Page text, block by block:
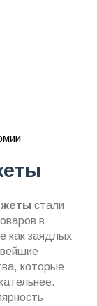
стали
в
как заядлых
которые